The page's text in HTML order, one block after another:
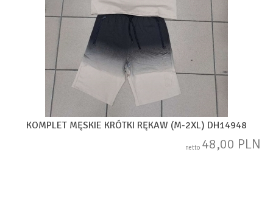
KOMPLET MĘSKIE KRÓTKI RĘKAW (M-2XL) DH14948
netto 48,00 PLN